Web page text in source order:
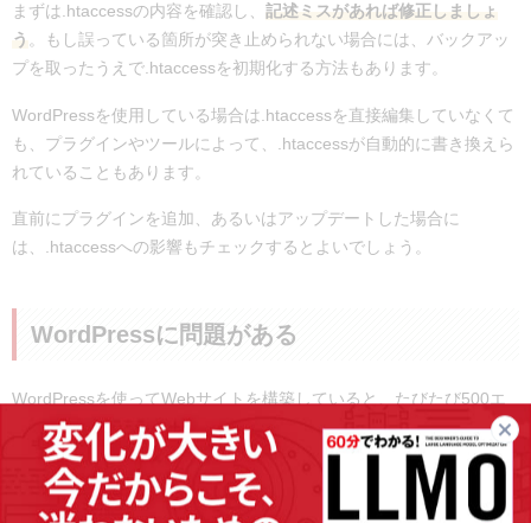
まずは.htaccessの内容を確認し、 記述ミスがあれば修正しましょ
う 。もし誤っている箇所が突き止められない場合には、バックアッ
プを取ったうえで.htaccessを初期化する方法もあります。
WordPressを使用している場合は.htaccessを直接編集していなくて
も、プラグインやツールによって、.htaccessが自動的に書き換えら
れていることもあります。
直前にプラグインを追加、あるいはアップデートした場合に
は、.htaccessへの影響もチェックするとよいでしょう。
WordPressに問題がある
WordPressを使ってWebサイトを構築していると、たびたび500エ
ラーが発生することがあります。WordPressを使用していて500エ
ラーが発生した場合、以下の原因が考えられます。